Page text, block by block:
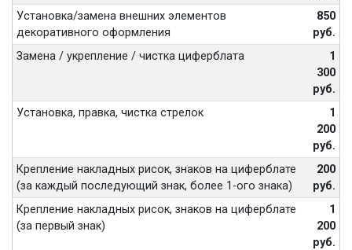
Установка/замена внешних элементов
декоративного оформления
850
руб.
Замена / укрепление / чистка циферблата
1
300
руб.
Установка, правка, чистка стрелок
1
200
руб.
Крепление накладных рисок, знаков на циферблате
(за каждый последующий знак, более 1-ого знака)
200
руб.
Крепление накладных рисок, знаков на циферблате
(за первый знак)
1
200
руб.